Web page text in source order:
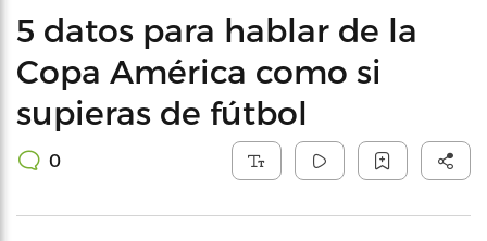
5 datos para hablar de la
Copa América como si
supieras de fútbol
0